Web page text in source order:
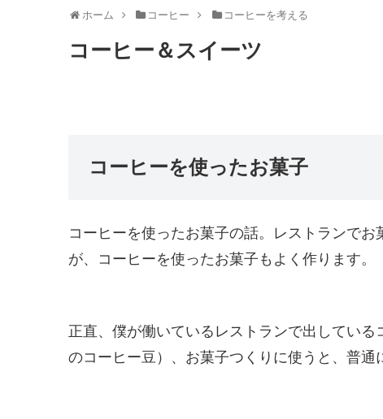
ホーム コーヒー コーヒーを考える
コーヒー＆スイーツ
コーヒーを使ったお菓子
コーヒーを使ったお菓子の話。レストランで
が、コーヒーを使ったお菓子もよく作ります。
正直、僕が働いているレストランで出してい
のコーヒー豆）、お菓子つくりに使うと、普通